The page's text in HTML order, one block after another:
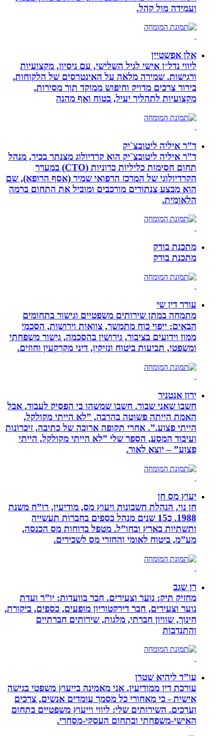
ועמידה מול קהל.
אלן אפשטיין
ליווי נדל״ן אישי לגיל השלישי, עם ניסיון, מקצועיות
ורגישות. שמירה מלאה על האינטרסים של הלקוחות,
בירור צרכים מדויק וחיפוש ממוקד תוך מסירות,
מקצועיות לתהליך יעיל, בטוח ואף מהנה
ד”ר איליה ליטובצ`יק
ד”ר איליה ליטובצ`יק הוא קרדיולוג מצנתר בכיר, מנהל
תחום חסימות כליליות כרוניות (CTO) במערך
הקרדיולוגי של המרכז הרפואי שמיר (אסף הרופא), שם
הוא מבצע צנתורים מורכבים ומוביל את התחום ברמה
הלאומית.
מתכנת בודק
מתכנת בודק
עורך דין שי
מתמחה במתן שירותים משפטיים וגישור בתחומים
הבאים: ייפוי כוח מתמשך, צוואות וירושות, הסכמי
ממון וידועים בציבור, גירושין בהסכמה, גישור משפחתי
ומשפטי, תביעות ביטוח ונזיקין, דיני מקרקעין וחוזים.
ירון אנטניר
חשבו שאני שבור. חשבו שמשהו בי הפסיק לעבוד. אבל
האמת הייתה פשוטה בהרבה, ”לא הייתי מקולקל,
הייתי פצוע.”. אחרי תקופה ארוכה של כתיבה, זיכרונות
ועיבוד המסע, הספר שלי ”לא הייתי מקולקל, הייתי
פצוע” – יוצא לאור.
יעוץ מס חן
חן נוי, הנהלת חשבונות ויעוץ מס, מודיעין, רו”ח משנת
1988. כ15 שנים מנהל כספים בחברות תעשייה
ותשתיות בארץ ובחו”ל. מטפל בדוחות מס הכנסה,
מע”מ, ביטוח לאומי והחזרי מס לשכירים.
רן שגב
מחזיק תיק: נוער וצעירים. חבר בוועדות: יו”ר ועדת
נוער וצעירים, חבר דירקטוריון מופעים, כספים, ביקורת,
חינוך, שוויון חברתי, מלגות, שירותים חברתיים
והתנדבות
עו”ד ליהיא שטרן
עורכת דין ממודיעין. אני מאמינה בייעוץ משפטי בגישה
אישית - כי מאחורי כל מסמך עומדים אנשים, צרכים
וערכים. השירותים שלי: ליווי וייעוץ משפטיים בתחום
האישי-משפחתי ובתחום העסקי-מסחרי.